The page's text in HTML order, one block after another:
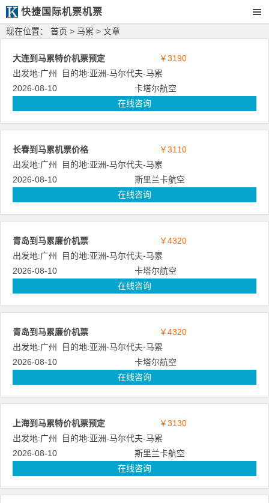
快捷国际机票机票
现在位置： 首页 > 马累 > 文章
大连到马累特价机票预定
￥3190
出发地:广州 目的地:亚洲-马尔代夫-马累
2026-08-10
卡塔尔航空
在线咨询
长春到马累机票价格
￥3110
出发地:广州 目的地:亚洲-马尔代夫-马累
2026-08-10
斯里兰卡航空
在线咨询
青岛到马累廉价机票
￥4320
出发地:广州 目的地:亚洲-马尔代夫-马累
2026-08-10
卡塔尔航空
在线咨询
青岛到马累廉价机票
￥4320
出发地:广州 目的地:亚洲-马尔代夫-马累
2026-08-10
卡塔尔航空
在线咨询
上海到马累特价机票预定
￥3130
出发地:广州 目的地:亚洲-马尔代夫-马累
2026-08-10
斯里兰卡航空
在线咨询